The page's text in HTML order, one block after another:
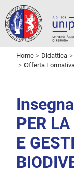
Home Didattica
Offerta
PER
E